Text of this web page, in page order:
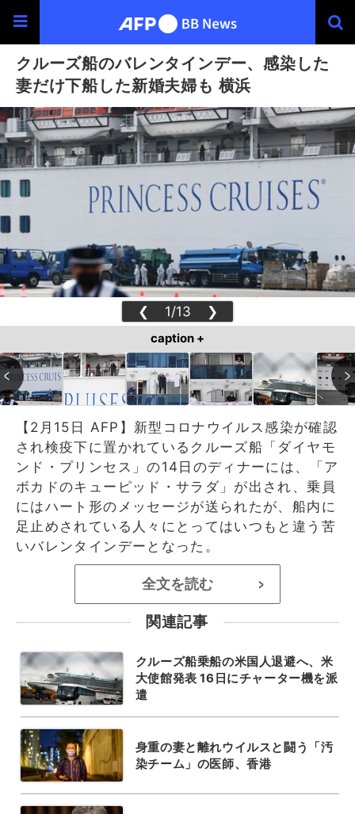
クルーズ船のバレンタインデー、感染した
妻だけ下船した新婚夫婦も 横浜
❮ 1/13 ❯
caption +
【2月15日 AFP】新型コロナウイルス感染が確認
され検疫下に置かれているクルーズ船「ダイヤモ
ンド・プリンセス」の14日のディナーには、「ア
ボカドのキューピッド・サラダ」が出され、乗員
にはハート形のメッセージが送られたが、船内に
足止めされている人々にとってはいつもと違う苦
いバレンタインデーとなった。
全文を読む >
関連記事
クルーズ船乗船の米国人退避へ、米
大使館発表 16日にチャーター機を派
遣
身重の妻と離れウイルスと闘う「汚
染チーム」の医師、香港